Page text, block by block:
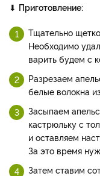
⬇ Приготовление:
Тщательно
Необходимо
варить будем с
Разрезаем
белые волокна
Засыпаем
кастрюльку с
и оставляем
За это время
Затем ставим